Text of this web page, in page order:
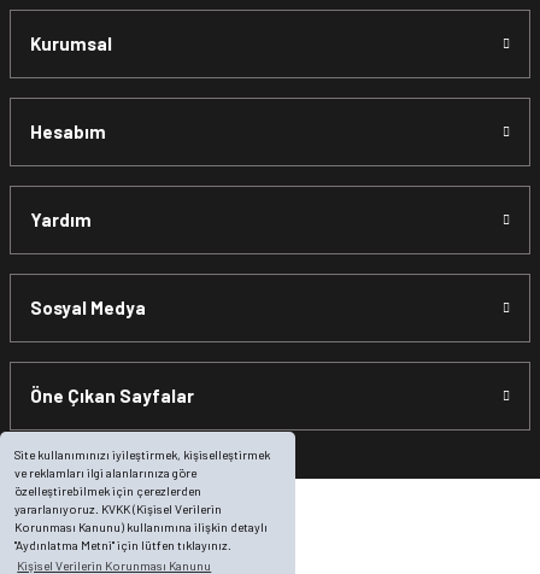
Site kullanımınızı iyileştirmek, kişiselleştirmek
ve reklamları ilgi alanlarınıza göre
özelleştirebilmek için çerezlerden
yararlanıyoruz. KVKK (Kişisel Verilerin
Korunması Kanunu) kullanımına ilişkin detaylı
"Aydınlatma Metni" için lütfen tıklayınız.
Kişisel Verilerin Korunması Kanunu
Kurumsal
Hesabım
Yardım
Sosyal Medya
Öne Çıkan Sayfalar